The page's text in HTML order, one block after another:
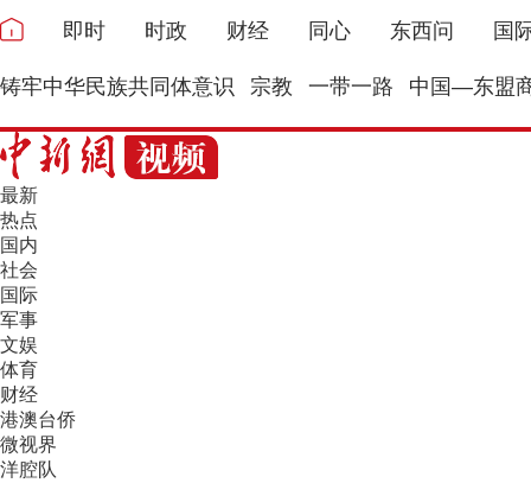
即时 时政 财经 同心 东西问 国
铸牢中华民族共同体意识 宗教 一带一路 中国—东盟
最新
热点
国内
社会
国际
军事
文娱
体育
财经
港澳台侨
微视界
洋腔队